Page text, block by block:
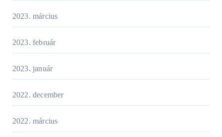
2023. március
2023. február
2023. január
2022. december
2022. március